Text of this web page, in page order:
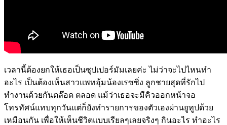
เวลานี้ต้องยกให้เธอเป็นซุปเปอร์มัมเลยค่ะ ไม่ว่าจะไปไหนทำ
อะไร เป็นต้องเห็นสาวแพทอุ้มน้องเรซซิ่ง ลูกชายสุดที่รักไป
ทำงานด้วยกันตล๊อด ตลอด แม้ว่าเธอจะมีคิวออกหน้าจอ
โทรทัศน์แทบทุกวันแต่ก็ยังทำรายการของตัวเองผ่านยูทูปด้วย
เหมือนกัน เพื่อให้เห็นชีวิตแบบเรียลๆเลยจริงๆ กินอะไร ทำอะไร